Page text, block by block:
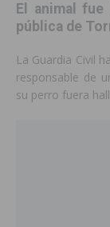
El animal
pública de
La Guardia Civil
responsable de
su perro fuera